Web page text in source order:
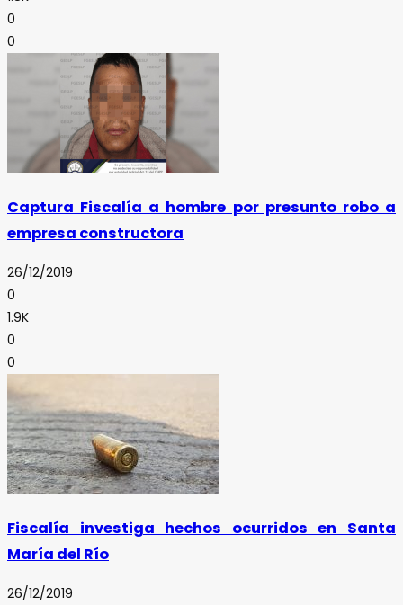
0
0
Captura Fiscalía a hombre por presunto robo a
empresa constructora
26/12/2019
0
1.9K
0
0
Fiscalía investiga hechos ocurridos en Santa
María del Río
26/12/2019